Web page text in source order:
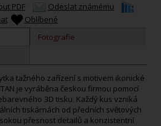
PDF
Odeslat známému
Oblíbené
Fotografie
tažného zařízení s motivem ikonické
je vyráběna českou firmou pomocí
3D tisku. Každý kus vzniká
tiskárnách od předních světových
přesnost detailů a konzistentní